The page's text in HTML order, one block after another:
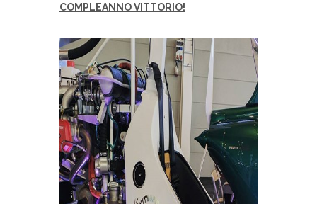
COMPLEANNO VITTORIO!